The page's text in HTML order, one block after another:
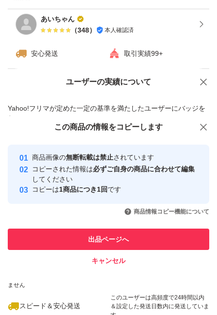
あいちゃん
（348） 本人確認済
安心発送 取引実績99+
ユーザーの実績について
Yahoo!フリマが定めた一定の基準を満たしたユーザーにバッジを
付与しています
安心取引出品者
心・安全なユーザーです
取引実績
引を完了させた実績があります
での取引実績があります
ません
スピード＆安心発送
このユーザーは高頻度で24時間以内
＆設定した発送日数内に発送していま
価格の相談 商品への質問
この商品の情報をコピーします
商品画像の無断転載は禁止されています
コピーされた情報は必ずご自身の商品に合わせて編集
してください
コピーは1商品につき1回です
商品情報コピー機能について
出品ページへ
キャンセル
この商品をみている人にオススメ